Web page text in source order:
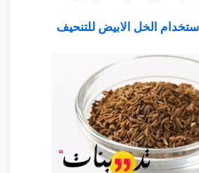
الخل الابيض للتنحيف